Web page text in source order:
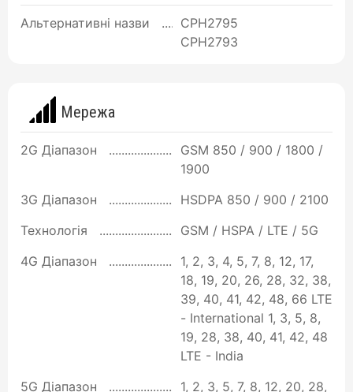
Альтернативні назви
CPH2795
CPH2793
Мережа
2G Діапазон
GSM 850 / 900 / 1800 /
1900
3G Діапазон
HSDPA 850 / 900 / 2100
Технологія
GSM / HSPA / LTE / 5G
4G Діапазон
1, 2, 3, 4, 5, 7, 8, 12, 17,
18, 19, 20, 26, 28, 32, 38,
39, 40, 41, 42, 48, 66 LTE
- International 1, 3, 5, 8,
19, 28, 38, 40, 41, 42, 48
LTE - India
5G Діапазон
1, 2, 3, 5, 7, 8, 12, 20, 28,